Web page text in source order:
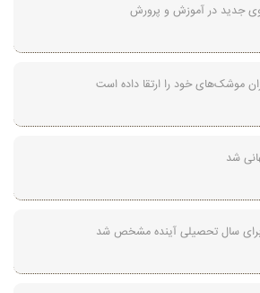
موشک‌های خود را ارتقا داده است
شد
سال تحصیلی آینده مشخص شد